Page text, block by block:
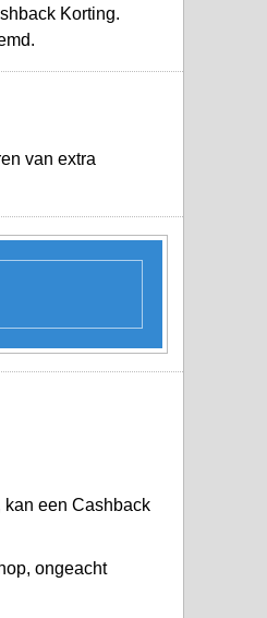
Korting.
van extra
een Cashback
ongeacht